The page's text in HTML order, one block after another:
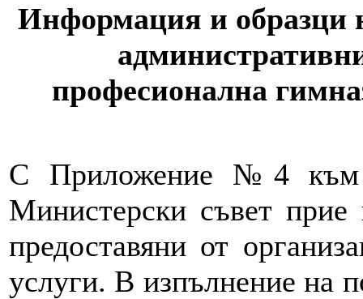
Информация и образци
професионална
С Приложение №4 към
Министерски съвет прие
предоставяни от
услуги. В изпълнение на